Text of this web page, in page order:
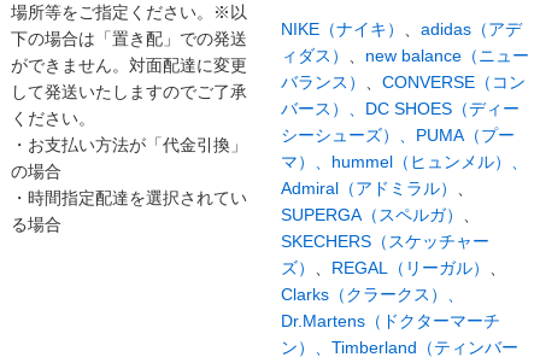
場所等をご指定ください。※以
下の場合は「置き配」での発送
ができません。対面配達に変更
して発送いたしますのでご了承
ください。
・お支払い方法が「代金引換」
の場合
・時間指定配達を選択されてい
る場合
NIKE（ナイキ）
adidas（アデ
ィダス）
new balance（ニュー
バランス）
CONVERSE（コン
バース）、 DC SHOES（ディー
シーシューズ）、 PUMA（プー
マ）、 hummel（ヒュンメル）、
Admiral（アドミラル）
SUPERGA（スペルガ）
SKECHERS（スケッチャー
ズ）
REGAL（リーガル）
Clarks（クラークス）、
Dr.Martens（ドクターマーチ
ン）、 Timberland（ティンバー